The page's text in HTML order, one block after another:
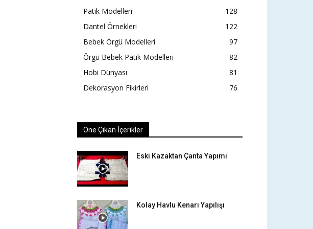
Patik Modelleri
128
Dantel Örnekleri
122
Bebek Örgü Modelleri
97
Örgü Bebek Patik Modelleri
82
Hobi Dünyası
81
Dekorasyon Fikirleri
76
Öne Çıkan İçerikler
Eski Kazaktan Çanta Yapımı
Kolay Havlu Kenarı Yapılışı